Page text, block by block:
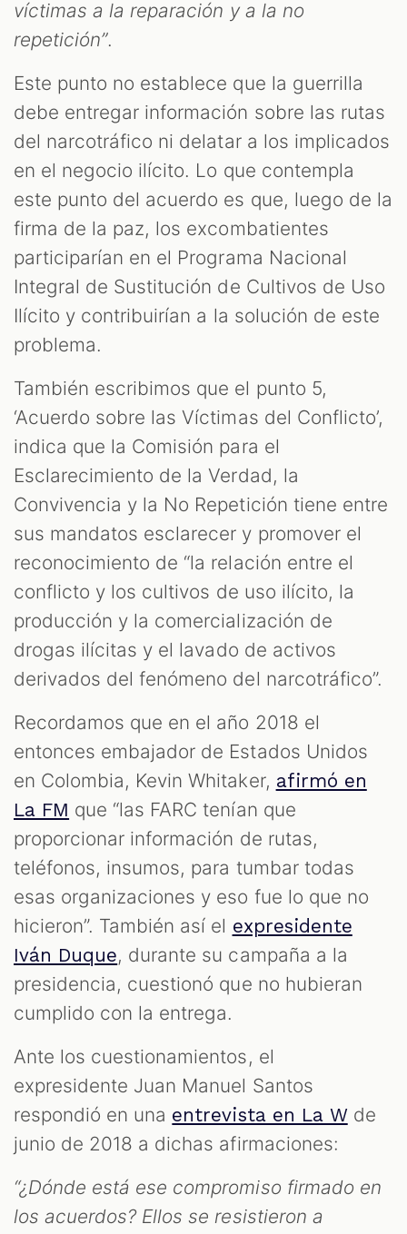
víctimas a la reparación y a la no
repetición”.
Este punto no establece que la guerrilla
debe entregar información sobre las rutas
del narcotráfico ni delatar a los implicados
en el negocio ilícito. Lo que contempla
este punto del acuerdo es que, luego de la
firma de la paz, los excombatientes
participarían en el Programa Nacional
Integral de Sustitución de Cultivos de Uso
Ilícito y contribuirían a la solución de este
problema.
También escribimos que el punto 5,
‘Acuerdo sobre las Víctimas del Conflicto’,
indica que la Comisión para el
Esclarecimiento de la Verdad, la
Convivencia y la No Repetición tiene entre
sus mandatos esclarecer y promover el
reconocimiento de “la relación entre el
conflicto y los cultivos de uso ilícito, la
producción y la comercialización de
drogas ilícitas y el lavado de activos
derivados del fenómeno del narcotráfico”.
Recordamos que en el año 2018 el
entonces embajador de Estados Unidos
en Colombia, Kevin Whitaker, afirmó en
La FM que “las FARC tenían que
proporcionar información de rutas,
teléfonos, insumos, para tumbar todas
esas organizaciones y eso fue lo que no
hicieron”. También así el expresidente
Iván Duque, durante su campaña a la
presidencia, cuestionó que no hubieran
cumplido con la entrega.
Ante los cuestionamientos, el
expresidente Juan Manuel Santos
respondió en una entrevista en La Wde
junio de 2018 a dichas afirmaciones:
“¿Dónde está ese compromiso firmado en
los acuerdos? Ellos se resistieron a